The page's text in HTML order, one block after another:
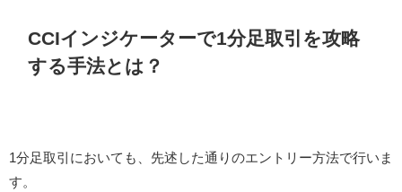
CCIインジケーターで1分足取引を攻略
する手法とは？
1分足取引においても、先述した通りのエントリー方法で行いま
す。